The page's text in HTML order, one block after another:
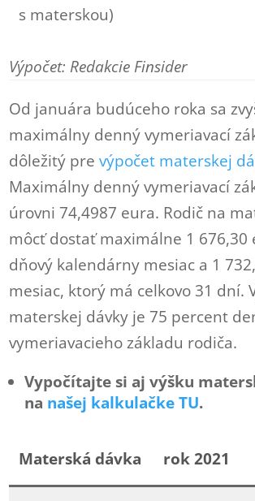
s materskou)
Výpočet: Redakcie Finsider
Od januára budúceho roka sa
maximálny denný vymeriavací
dôležitý prevýpočet materskej
Maximálny denný vymeriavací
úrovni 74,4987 eura. Rodič na
môcť dostať maximálne 1 676,30
dňový kalendárny mesiac a 1
mesiac, ktorý má celkovo 31 dní.
materskej dávky je 75 percent
vymeriavacieho základu rodiča.
Vypočítajte si aj výšku
na našej kalkulačke TU.
Materská dávka rok 2021